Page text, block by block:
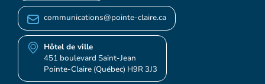
communications@pointe-claire.ca
Hôtel de ville
451 boulevard Saint-Jean
Pointe-Claire (Québec) H9R 3J3